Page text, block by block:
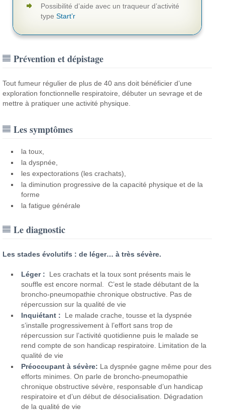
Possibilité d’aide avec un traqueur d’activité
typeStart’r
Prévention et dépistage
Tout fumeur régulier de plus de 40 ans doit bénéficier d’une
exploration fonctionnelle respiratoire, débuter un sevrage et de
mettre à pratiquer une activité physique.
Les symptômes
la toux,
la dyspnée,
les expectorations (les crachats),
la diminution progressive de la capacité physique et de la
forme
la fatigue générale
Le diagnostic
Les stades évolutifs : de léger… à très sévère.
Léger :
Les crachats et la toux sont présents mais le
souffle est encore normal. C’est le stade débutant de la
broncho-pneumopathie chronique obstructive. Pas de
répercussion sur la qualité de vie
Inquiétant :
Le malade crache, tousse et la dyspnée
s’installe progressivement à l’effort sans trop de
répercussion sur l’activité quotidienne puis le malade se
rend compte de son handicap respiratoire. Limitation de la
qualité de vie
Préoccupant à sévère: La dyspnée gagne même pour des
efforts minimes. On parle de broncho-pneumopathie
chronique obstructive sévère, responsable d’un handicap
respiratoire et d’un début de désocialisation. Dégradation
de la qualité de vie